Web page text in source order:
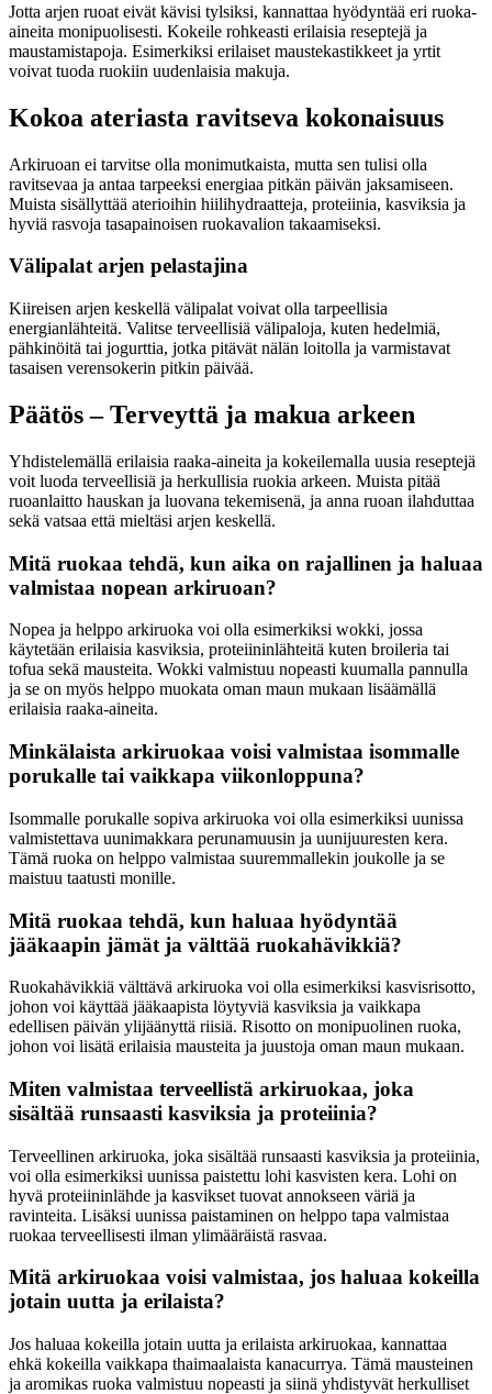
Jotta arjen ruoat eivät kävisi tylsiksi, kannattaa hyödyntää eri ruoka-
aineita monipuolisesti. Kokeile rohkeasti erilaisia reseptejä ja
maustamistapoja. Esimerkiksi erilaiset maustekastikkeet ja yrtit
voivat tuoda ruokiin uudenlaisia makuja.
Kokoa ateriasta ravitseva kokonaisuus
Arkiruoan ei tarvitse olla monimutkaista, mutta sen tulisi olla
ravitsevaa ja antaa tarpeeksi energiaa pitkän päivän jaksamiseen.
Muista sisällyttää aterioihin hiilihydraatteja, proteiinia, kasviksia ja
hyviä rasvoja tasapainoisen ruokavalion takaamiseksi.
Välipalat arjen pelastajina
Kiireisen arjen keskellä välipalat voivat olla tarpeellisia
energianlähteitä. Valitse terveellisiä välipaloja, kuten hedelmiä,
pähkinöitä tai jogurttia, jotka pitävät nälän loitolla ja varmistavat
tasaisen verensokerin pitkin päivää.
Päätös – Terveyttä ja makua arkeen
Yhdistelemällä erilaisia raaka-aineita ja kokeilemalla uusia reseptejä
voit luoda terveellisiä ja herkullisia ruokia arkeen. Muista pitää
ruoanlaitto hauskan ja luovana tekemisenä, ja anna ruoan ilahduttaa
sekä vatsaa että mieltäsi arjen keskellä.
Mitä ruokaa tehdä, kun aika on rajallinen ja haluaa
valmistaa nopean arkiruoan?
Nopea ja helppo arkiruoka voi olla esimerkiksi wokki, jossa
käytetään erilaisia kasviksia, proteiininlähteitä kuten broileria tai
tofua sekä mausteita. Wokki valmistuu nopeasti kuumalla pannulla
ja se on myös helppo muokata oman maun mukaan lisäämällä
erilaisia raaka-aineita.
Minkälaista arkiruokaa voisi valmistaa isommalle
porukalle tai vaikkapa viikonloppuna?
Isommalle porukalle sopiva arkiruoka voi olla esimerkiksi uunissa
valmistettava uunimakkara perunamuusin ja uunijuuresten kera.
Tämä ruoka on helppo valmistaa suuremmallekin joukolle ja se
maistuu taatusti monille.
Mitä ruokaa tehdä, kun haluaa hyödyntää
jääkaapin jämät ja välttää ruokahävikkiä?
Ruokahävikkiä välttävä arkiruoka voi olla esimerkiksi kasvisrisotto,
johon voi käyttää jääkaapista löytyviä kasviksia ja vaikkapa
edellisen päivän ylijäänyttä riisiä. Risotto on monipuolinen ruoka,
johon voi lisätä erilaisia mausteita ja juustoja oman maun mukaan.
Miten valmistaa terveellistä arkiruokaa, joka
sisältää runsaasti kasviksia ja proteiinia?
Terveellinen arkiruoka, joka sisältää runsaasti kasviksia ja proteiinia,
voi olla esimerkiksi uunissa paistettu lohi kasvisten kera. Lohi on
hyvä proteiininlähde ja kasvikset tuovat annokseen väriä ja
ravinteita. Lisäksi uunissa paistaminen on helppo tapa valmistaa
ruokaa terveellisesti ilman ylimääräistä rasvaa.
Mitä arkiruokaa voisi valmistaa, jos haluaa kokeilla
jotain uutta ja erilaista?
Jos haluaa kokeilla jotain uutta ja erilaista arkiruokaa, kannattaa
ehkä kokeilla vaikkapa thaimaalaista kanacurrya. Tämä mausteinen
ja aromikas ruoka valmistuu nopeasti ja siinä yhdistyvät herkulliset